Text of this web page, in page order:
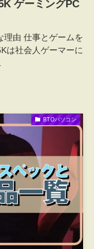
ゲーミングPC
理由 仕事とゲームを
は社会人ゲーマーに
BTOパソコン